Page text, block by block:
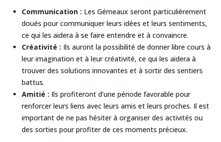
Communication : Les Gémeaux seront particulièrement
doués pour communiquer leurs idées et leurs sentiments,
ce qui les aidera à se faire entendre et à convaincre.
Créativité : Ils auront la possibilité de donner libre cours à
leur imagination et à leur créativité, ce qui les aidera à
trouver des solutions innovantes et à sortir des sentiers
battus.
Amitié : Ils profiteront d’une période favorable pour
renforcer leurs liens avec leurs amis et leurs proches. Il est
important de ne pas hésiter à organiser des activités ou
des sorties pour profiter de ces moments précieux.